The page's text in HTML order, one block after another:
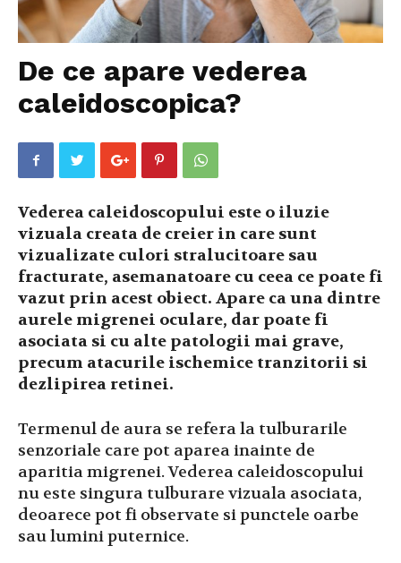
De ce apare vederea
caleidoscopica?
Vederea caleidoscopului este o iluzie
vizuala creata de creier in care sunt
vizualizate culori stralucitoare sau
fracturate, asemanatoare cu ceea ce poate fi
vazut prin acest obiect. Apare ca una dintre
aurele migrenei oculare, dar poate fi
asociata si cu alte patologii mai grave,
precum atacurile ischemice tranzitorii si
dezlipirea retinei.
Termenul de aura se refera la tulburarile
senzoriale care pot aparea inainte de
aparitia migrenei. Vederea caleidoscopului
nu este singura tulburare vizuala asociata,
deoarece pot fi observate si punctele oarbe
sau lumini puternice.